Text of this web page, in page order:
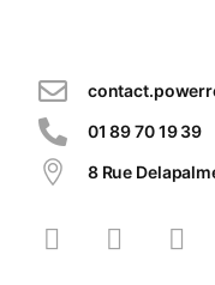
01 89 70 19 39
8 Rue